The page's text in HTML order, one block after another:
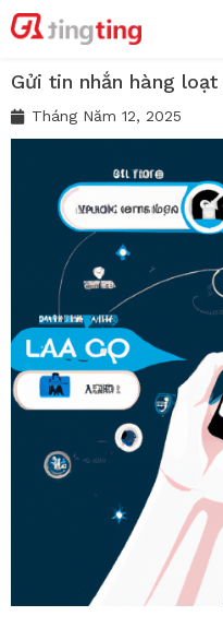
Gửi tin nhắn hàng
Tháng Năm 12, 2025